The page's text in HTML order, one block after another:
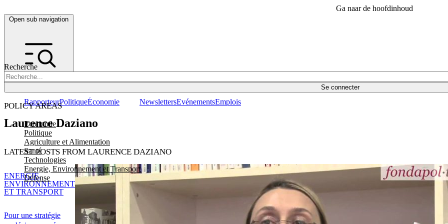
Ga naar de hoofdinhoud
Open sub navigation
Recherche
Se connecter
POLICY AREAS
Economie
Politique
Agriculture et Alimentation
Santé
Technologies
Energie, Environnement et Transport
Défense
RapporteurPolitiqueÉconomie NewslettersEvénementsEmplois
Laurence Daziano
LATEST POSTS FROM LAURENCE DAZIANO
Pour une stratégie
ENERGIE,
ENVIRONNEMENT
ET TRANSPORT